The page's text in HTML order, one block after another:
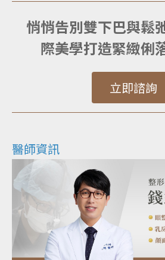
悄悄告別雙下巴與鬆
際美學打造緊緻俐
立即諮詢
醫師資訊